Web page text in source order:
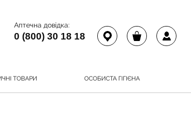
Аптечна довідка:
0 (800) 30 18 18
ТОВАРИ ОСОБИСТА ГІГІЄНА